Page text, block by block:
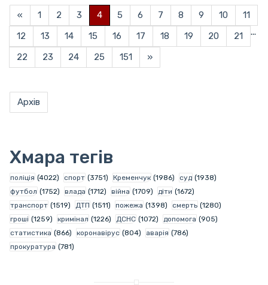
« 1 2 3 4 5 6 7 8 9 10
11
12
13 14 15 16 17 18 19 20
21
22
23 24 25
...
151 »
Архів
Хмара тегів
поліція (4022) спорт (3751) Кременчук (1986) суд (1938)
футбол (1752) влада (1712) війна (1709) діти (1672)
транспорт (1519) ДТП (1511) пожежа (1398) смерть (1280)
гроші (1259) кримінал (1226) ДСНС (1072) допомога (905)
статистика (866) коронавірус (804) аварія (786)
прокуратура (781)